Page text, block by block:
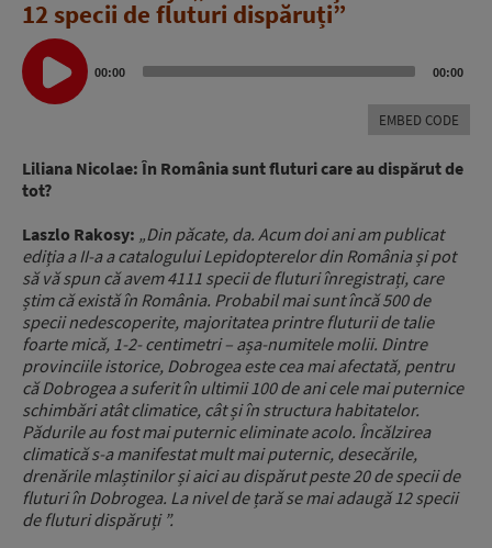
12 specii de fluturi dispăruți”
Audio
Player
00:00 00:00
EMBED CODE
Liliana Nicolae: În România sunt fluturi care au dispărut de
tot?
Laszlo Rakosy: „Din păcate, da. Acum doi ani am publicat
ediția a II-a a catalogului Lepidopterelor din România și pot
să vă spun că avem 4111 specii de fluturi înregistrați, care
știm că există în România. Probabil mai sunt încă 500 de
specii nedescoperite, majoritatea printre fluturii de talie
foarte mică, 1-2- centimetri – așa-numitele molii. Dintre
provinciile istorice, Dobrogea este cea mai afectată, pentru
că Dobrogea a suferit în ultimii 100 de ani cele mai puternice
schimbări atât climatice, cât și în structura habitatelor.
Pădurile au fost mai puternic eliminate acolo. Încălzirea
climatică s-a manifestat mult mai puternic, desecările,
drenările mlaștinilor și aici au dispărut peste 20 de specii de
fluturi în Dobrogea. La nivel de țară se mai adaugă 12 specii
de fluturi dispăruți ”.